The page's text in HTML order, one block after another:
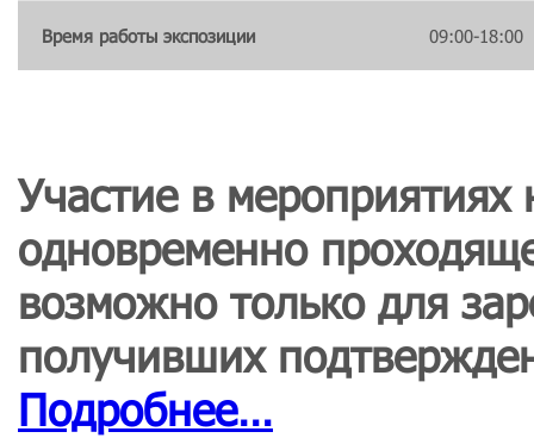
Время работы экспозиции 09:00-18:00
Участие в
одновременно
возможно только для
получивших
Подробнее…